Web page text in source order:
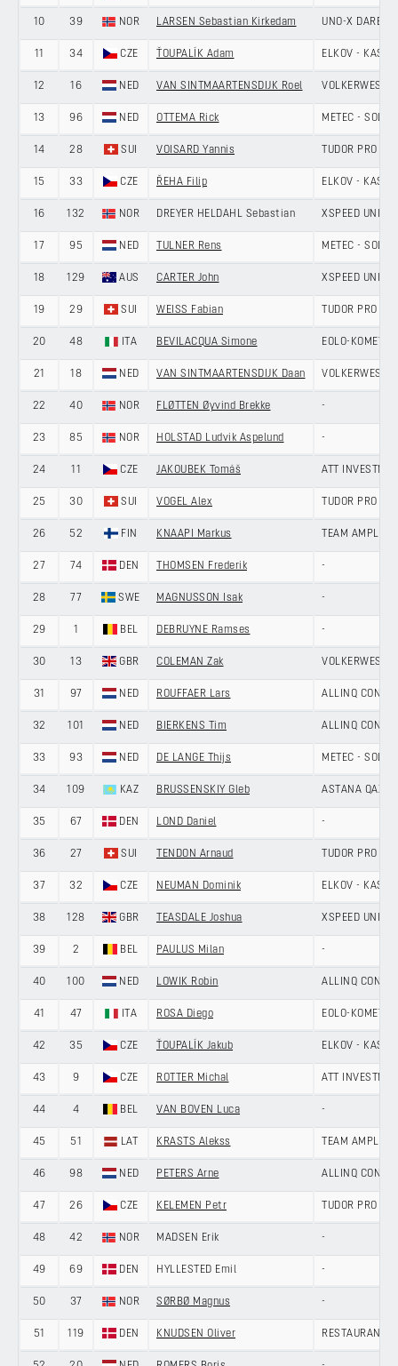
10 39 NOR LARSEN Sebastian Kirkedam UNO-X DARE
11 34 CZE ŤOUPALÍK Adam ELKOV -
12 16 NED VAN SINTMAARTENSDIJK Roel
13 96 NED OTTEMA Rick METEC -
14 28 SUI VOISARD Yannis TUDOR PRO
15 33 CZE ŘEHA Filip ELKOV -
16 132 NOR DREYER HELDAHL Sebastian XSPEED
17 95 NED TULNER Rens METEC -
18 129 AUS CARTER John XSPEED
19 29 SUI WEISS Fabian TUDOR PRO
20 48 ITA BEVILACQUA Simone EOLO-KOMETA
21 18 NED VAN SINTMAARTENSDIJK Daan
22 40 NOR FLØTTEN Øyvind Brekke -
23 85 NOR HOLSTAD Ludvik Aspelund -
24 11 CZE JAKOUBEK Tomáš ATT
25 30 SUI VOGEL Alex TUDOR PRO
26 52 FIN KNAAPI Markus TEAM
27 74 DEN THOMSEN Frederik -
28 77 SWE MAGNUSSON Isak -
29 1 BEL DEBRUYNE Ramses -
30 13 GBR COLEMAN Zak
31 97 NED ROUFFAER Lars ALLINQ
32 101 NED BIERKENS Tim ALLINQ
33 93 NED DE LANGE Thijs METEC -
34 109 KAZ BRUSSENSKIY Gleb ASTANA
35 67 DEN LOND Daniel -
36 27 SUI TENDON Arnaud TUDOR PRO
37 32 CZE NEUMAN Dominik ELKOV -
38 128 GBR TEASDALE Joshua XSPEED
39 2 BEL PAULUS Milan -
40 100 NED LOWIK Robin ALLINQ
41 47 ITA ROSA Diego EOLO-KOMETA
42 35 CZE ŤOUPALÍK Jakub ELKOV -
43 9 CZE ROTTER Michal ATT
44 4 BEL VAN BOVEN Luca -
45 51 LAT KRASTS Alekss TEAM
46 98 NED PETERS Arne ALLINQ
47 26 CZE KELEMEN Petr TUDOR PRO
48 42 NOR MADSEN Erik -
49 69 DEN HYLLESTED Emil -
50 37 NOR SØRBØ Magnus -
51 119 DEN KNUDSEN Oliver RESTAURANT